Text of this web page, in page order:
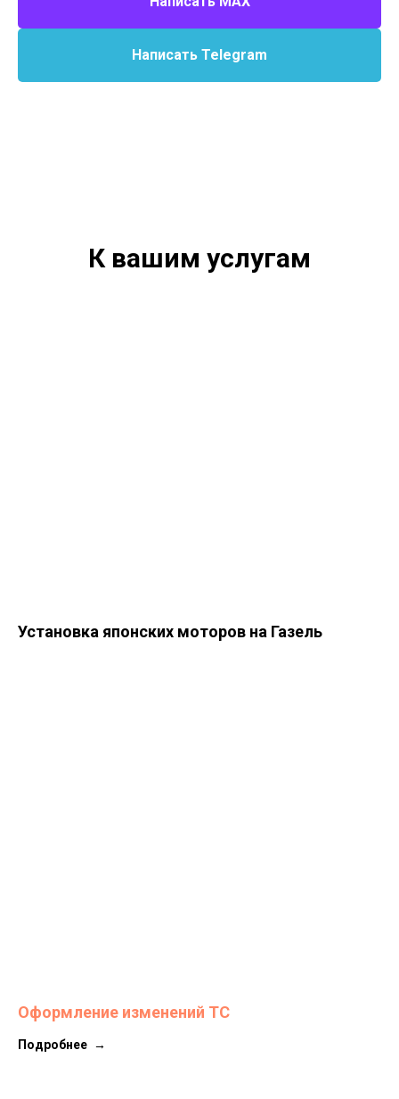
Написать Telegram
К вашим услугам
Установка японских моторов на Газель
Оформление изменений ТС
Подробнее